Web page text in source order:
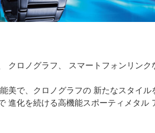
クロノグラフ、 スマートフォンリン
美で、クロノグラフの 新たなスタイル
化を続ける高機能スポーティメタル